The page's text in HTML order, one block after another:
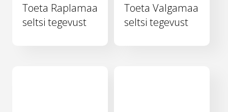
Toeta Raplamaa
seltsi tegevust
Toeta Valgamaa
seltsi tegevust